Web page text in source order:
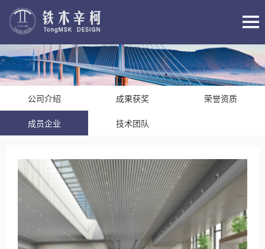
公司介绍 成果获奖 荣誉资质
成员企业 技术团队